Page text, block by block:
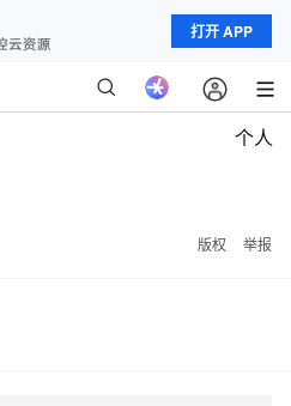
打开 APP
个人
版权 举报